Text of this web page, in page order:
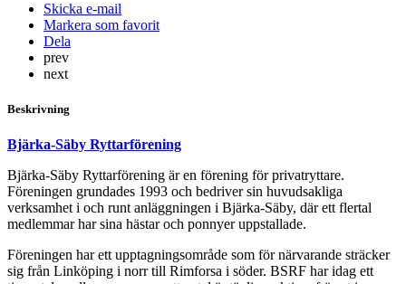
Skicka e-mail
Markera som favorit
Dela
prev
next
Beskrivning
Bjärka-Säby Ryttarförening
Bjärka-Säby Ryttarförening är en förening för privatryttare.
Föreningen grundades 1993 och bedriver sin huvudsakliga
verksamhet i och runt anläggningen i Bjärka-Säby, där ett flertal
medlemmar har sina hästar och ponnyer uppstallade.
Föreningen har ett upptagningsområde som för närvarande sträcker
sig från Linköping i norr till Rimforsa i söder. BSRF har idag ett